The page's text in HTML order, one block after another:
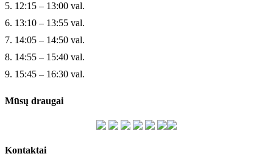
5. 12:15 – 13:00 val.
6. 13:10 – 13:55 val.
7. 14:05 – 14:50 val.
8. 14:55 – 15:40 val.
9. 15:45 – 16:30 val.
Mūsų draugai
Kontaktai